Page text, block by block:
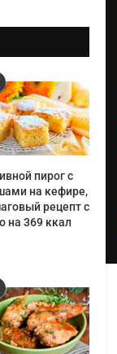
пирог с
на кефире,
рецепт с
на 369 ккал